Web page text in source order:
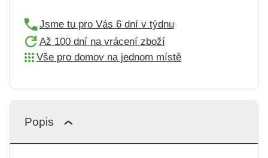
Jsme tu pro Vás 6 dní v týdnu
Až 100 dní na vrácení zboží
Vše pro domov na jednom místě
Popis